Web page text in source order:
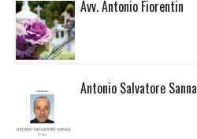
Avv. Antonio Fiorentin
Antonio Salvatore Sanna